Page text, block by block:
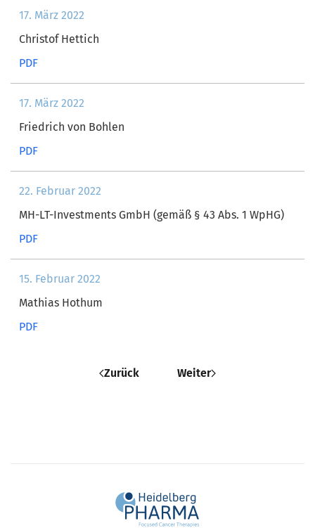
17. März 2022
Christof Hettich
PDF
17. März 2022
Friedrich von Bohlen
PDF
22. Februar 2022
MH-LT-Investments GmbH (gemäß § 43 Abs. 1 WpHG)
PDF
15. Februar 2022
Mathias Hothum
PDF
Zurück Weiter